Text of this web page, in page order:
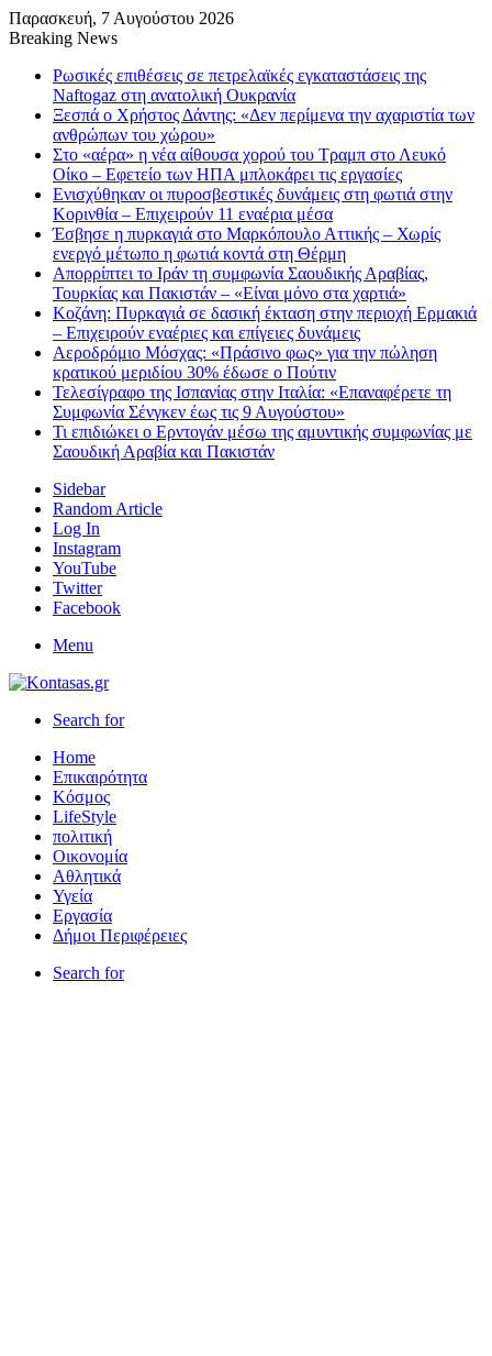
Παρασκευή, 7 Αυγούστου 2026
Breaking News
Ρωσικές επιθέσεις σε πετρελαϊκές εγκαταστάσεις της
Naftogaz στη ανατολική Ουκρανία
Ξεσπά ο Χρήστος Δάντης: «Δεν περίμενα την αχαριστία των
ανθρώπων του χώρου»
Στο «αέρα» η νέα αίθουσα χορού του Τραμπ στο Λευκό
Οίκο – Εφετείο των ΗΠΑ μπλοκάρει τις εργασίες
Ενισχύθηκαν οι πυροσβεστικές δυνάμεις στη φωτιά στην
Κορινθία – Επιχειρούν 11 εναέρια μέσα
Έσβησε η πυρκαγιά στο Μαρκόπουλο Αττικής – Χωρίς
ενεργό μέτωπο η φωτιά κοντά στη Θέρμη
Απορρίπτει το Ιράν τη συμφωνία Σαουδικής Αραβίας,
Τουρκίας και Πακιστάν – «Είναι μόνο στα χαρτιά»
Κοζάνη: Πυρκαγιά σε δασική έκταση στην περιοχή Ερμακιά
– Επιχειρούν εναέριες και επίγειες δυνάμεις
Αεροδρόμιο Μόσχας: «Πράσινο φως» για την πώληση
κρατικού μεριδίου 30% έδωσε ο Πούτιν
Τελεσίγραφο της Ισπανίας στην Ιταλία: «Επαναφέρετε τη
Συμφωνία Σένγκεν έως τις 9 Αυγούστου»
Τι επιδιώκει ο Ερντογάν μέσω της αμυντικής συμφωνίας με
Σαουδική Αραβία και Πακιστάν
Sidebar
Random Article
Log In
Instagram
YouTube
Twitter
Facebook
Menu
Search for
Home
Επικαιρότητα
Κόσμος
LifeStyle
πολιτική
Οικονομία
Αθλητικά
Υγεία
Εργασία
Δήμοι Περιφέρειες
Search for